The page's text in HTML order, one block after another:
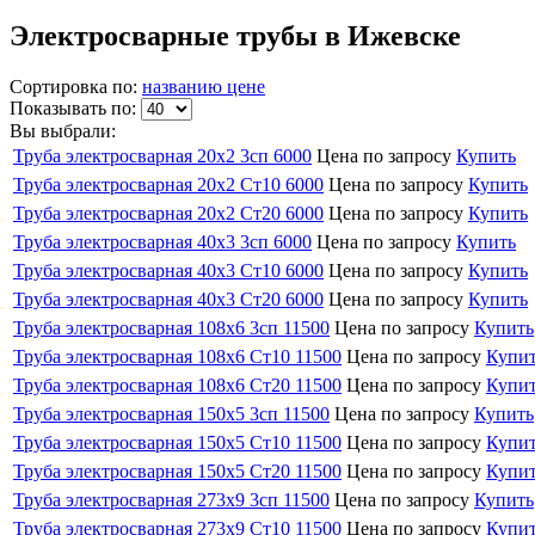
Электросварные трубы в Ижевске
Сортировка по: названию цене
Показывать по:
Вы выбрали:
Труба электросварная 20х2 3сп 6000 Цена по запросу Купить
Труба электросварная 20х2 Ст10 6000 Цена по запросу Купить
Труба электросварная 20х2 Ст20 6000 Цена по запросу Купить
Труба электросварная 40х3 3сп 6000 Цена по запросу Купить
Труба электросварная 40х3 Ст10 6000 Цена по запросу Купить
Труба электросварная 40х3 Ст20 6000 Цена по запросу Купить
Труба электросварная 108х6 3сп 11500 Цена по запросу Купить
Труба электросварная 108х6 Ст10 11500 Цена по запросу
Труба электросварная 108х6 Ст20 11500 Цена по запросу
Труба электросварная 150х5 3сп 11500 Цена по запросу Купить
Труба электросварная 150х5 Ст10 11500 Цена по запросу
Труба электросварная 150х5 Ст20 11500 Цена по запросу
Труба электросварная 273х9 3сп 11500 Цена по запросу Купить
Труба электросварная 273х9 Ст10 11500 Цена по запросу